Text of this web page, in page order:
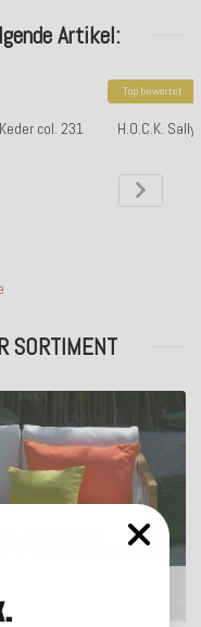
Artikel:
col. 231
Top bewertet
H.O.C.K.
SORTIMENT